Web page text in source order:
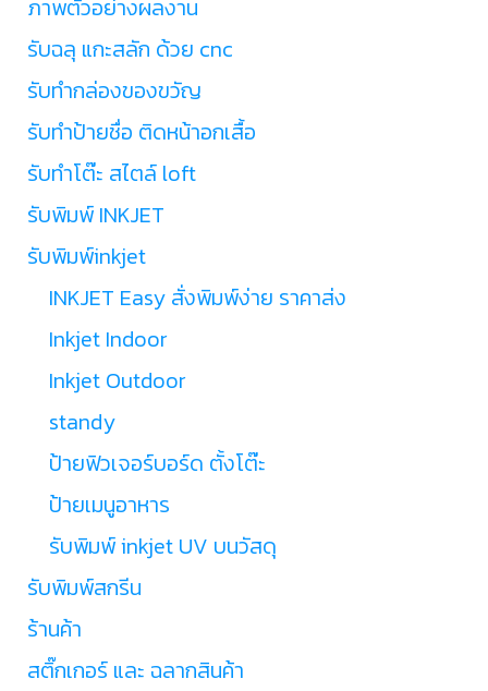
ภาพตัวอย่างผลงาน
รับฉลุ แกะสลัก ด้วย cnc
รับทำกล่องของขวัญ
รับทำป้ายชื่อ ติดหน้าอกเสื้อ
รับทำโต๊ะ สไตล์ loft
รับพิมพ์ INKJET
รับพิมพ์inkjet
INKJET Easy สั่งพิมพ์ง่าย ราคาส่ง
Inkjet Indoor
Inkjet Outdoor
standy
ป้ายฟิวเจอร์บอร์ด ตั้งโต๊ะ
ป้ายเมนูอาหาร
รับพิมพ์ inkjet UV บนวัสดุ
รับพิมพ์สกรีน
ร้านค้า
สติ๊กเกอร์ และ ฉลากสินค้า